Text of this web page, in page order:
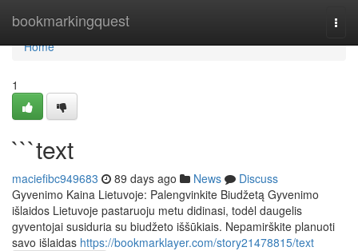
bookmarkingquest
Home
Home
1
```text
maciefibc949683 89 days ago News
Discuss
Gyvenimo Kaina Lietuvoje: Palengvinkite Biudžetą Gyvenimo
išlaidos Lietuvoje pastaruoju metu didinasi, todėl daugelis
gyventojai susiduria su biudžeto iššūkiais. Nepamirškite planuoti
savo išlaidas https://bookmarklayer.com/story21478815/text